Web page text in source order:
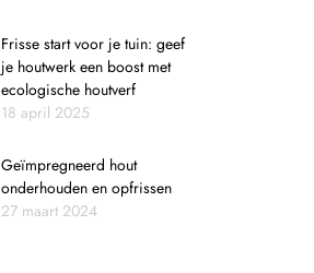
Frisse start voor je tuin: geef
je houtwerk een boost met
ecologische houtverf
18 april 2025
Geïmpregneerd hout
onderhouden en opfrissen
27 maart 2024